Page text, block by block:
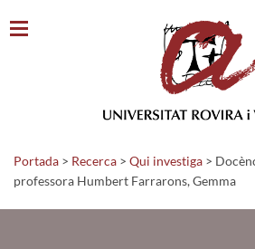
Portada > Recerca > Qui investiga >
professora Humbert Farrarons, Gemma